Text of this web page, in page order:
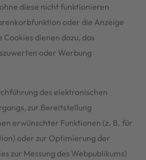
diese nicht funktionieren
oder die Anzeige
dienen dazu, das
oder Werbung
des elektronischen
zur Bereitstellung
erwünschter Funktionen (z. B. für
oder zur Optimierung der
zur Messung des Webpublikums)